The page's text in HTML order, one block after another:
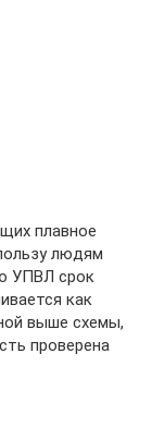
плавное
людям
УПВЛ срок
как
выше схемы,
проверена